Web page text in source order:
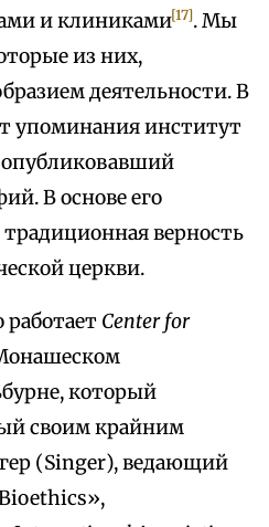
и клиниками[17]. Мы
из них,
деятельности. В
упоминания институт
опубликовавший
В основе его
верность
церкви.
Center for
который
своим крайним
(Singer), ведающий